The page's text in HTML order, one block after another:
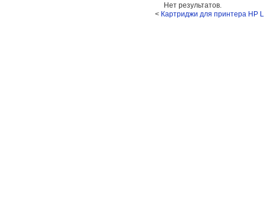
Нет результатов.
< Картриджи для принтера HP